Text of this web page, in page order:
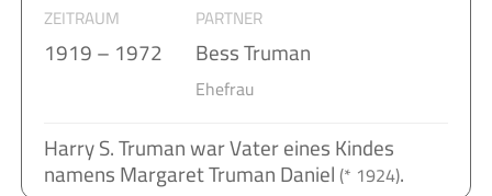
ZEITRAUM PARTNER
1919 – 1972 Bess Truman
Ehefrau
Harry S. Truman war Vater eines Kindes
namens Margaret Truman Daniel (* 1924).